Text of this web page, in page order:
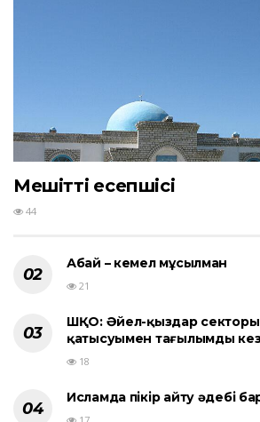
Мешіттің есепшісі
44
Абай – кемел мұсылман
21
ШҚО: Әйел-қыздар секторы
қатысуымен тағылымды
18
Исламда пікір айту әдебі